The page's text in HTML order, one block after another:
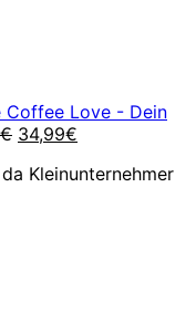
Coffee Love - Dein
€ Ursprünglicher
war:
34,99€
ist:
Kleinunternehmer